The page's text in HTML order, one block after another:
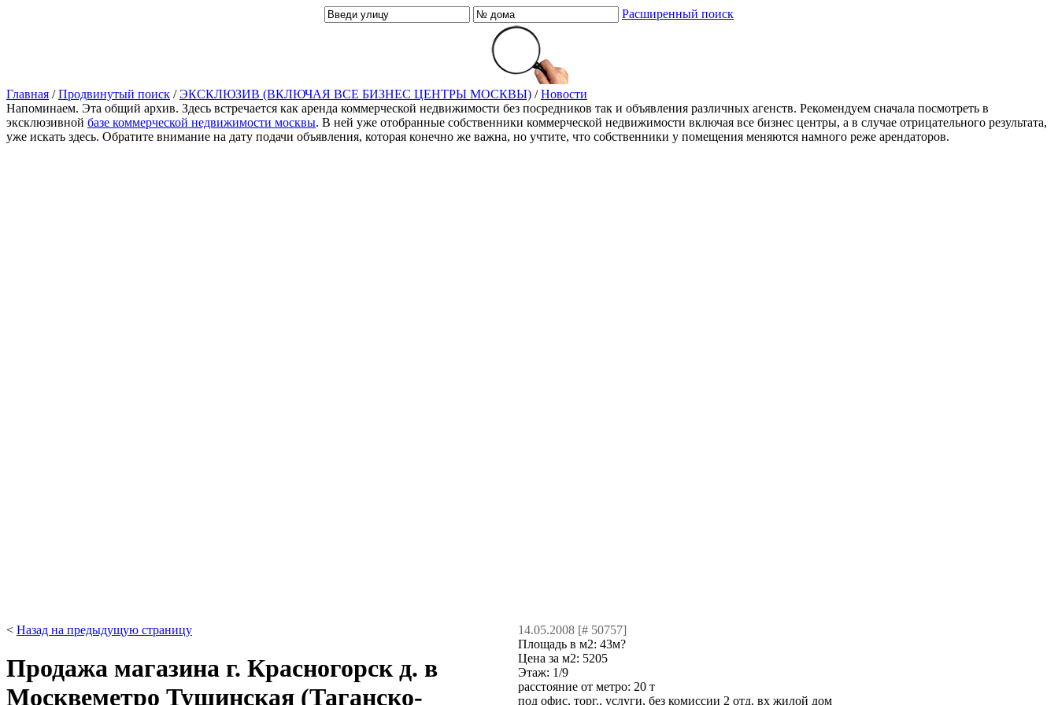
Расширенный поиск
Главная /Продвинутый поиск /ЭКСКЛЮЗИВ (ВКЛЮЧАЯ ВСЕ БИЗНЕС ЦЕНТРЫ МОСКВЫ) /Новости
Напоминаем. Эта общий архив. Здесь встречается как аренда коммерческой недвижимости без посредников так и объявления различных агенств. Рекомендуем сначала посмотреть в
эксклюзивной базе коммерческой недвижимости москвы. В ней уже отобранные собственники коммерческой недвижимости включая все бизнес центры, а в случае отрицательного результата,
уже искать здесь. Обратите внимание на дату подачи объявления, которая конечно же важна, но учтите, что собственники у помещения меняются намного реже арендаторов.
< Назад на предыдущую страницу
Продажа магазина г. Красногорск д. в
Москвеметро Тушинская (Таганско-
14.05.2008 [# 50757]
Площадь в м2: 43м?
Цена за м2: 5205
Этаж: 1/9
расстояние от метро: 20 т
под офис, торг., услуги, без комиссии 2 отд. вх жилой дом